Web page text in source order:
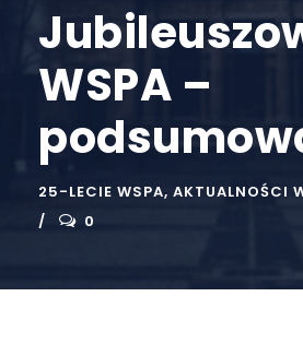
WSPA –
25-LECIE WSPA, AKTUALNOŚCI
0